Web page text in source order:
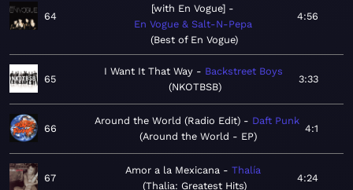
64
[with En Vogue]
En Vogue & Salt-N-Pepa
Best of En Vogue
4:56
65
I Want It That Way
Backstreet Boys
NKOTBSB
3:33
66
Around the World (Radio Edit)
Daft Punk
Around the World - EP
4:1
67
Amor a la Mexicana
Thalía
Thalia: Greatest Hits
4:24